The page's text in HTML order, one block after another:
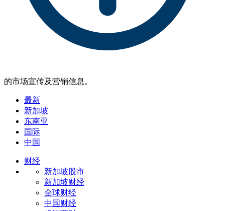
的市场宣传及营销信息。
最新
新加坡
东南亚
国际
中国
财经
新加坡股市
新加坡财经
全球财经
中国财经